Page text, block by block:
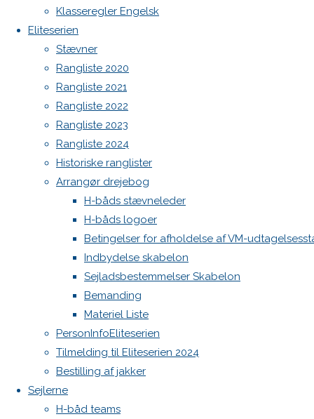
Klasseregler Engelsk
Eliteserien
Stævner
Rangliste 2020
Rangliste 2021
Rangliste 2022
Rangliste 2023
Rangliste 2024
Historiske ranglister
Arrangør drejebog
H-båds stævneleder
H-båds logoer
Betingelser for afholdelse af VM-
Indbydelse skabelon
Sejladsbestemmelser Skabelon
Bemanding
Materiel Liste
PersonInfoEliteserien
Tilmelding til Eliteserien 2024
Bestilling af jakker
Sejlerne
H-båd teams
Previous
image
Next
image
Skriv
et
svar
Din e-
mailadresse
vil ikke
blive
publiceret.
Krævede
felter er
WordPress.org